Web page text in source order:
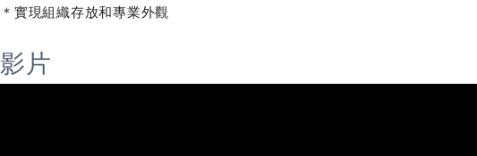
＊實現組織存放和專業外觀
影片